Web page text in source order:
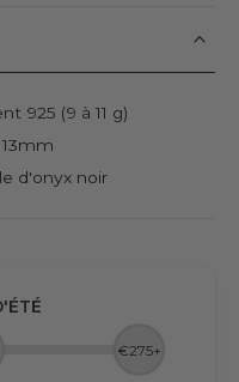
925 (9 à 11 g)
d'onyx noir
€275+